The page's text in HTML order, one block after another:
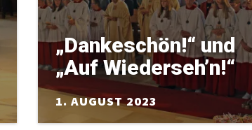
„Dankeschön!“ und
„Auf Wiederseh’n!“
1. AUGUST 2023